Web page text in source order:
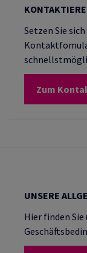
Setzen Sie
Zum
UNSERE
Hier finden